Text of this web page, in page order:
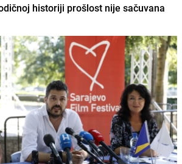
historiji prošlost nije sačuvana